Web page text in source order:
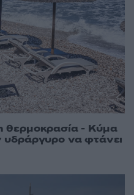
θερμοκρασία - Κύμα
να φτάνει